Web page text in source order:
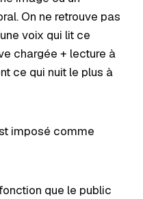
On ne retrouve pas
voix qui lit ce
chargée + lecture à
ce qui nuit le plus à
imposé comme
que le public